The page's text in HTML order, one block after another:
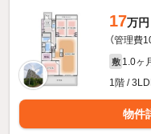
17万円
（管理費
敷 1.0ヶ
1階 /
物件